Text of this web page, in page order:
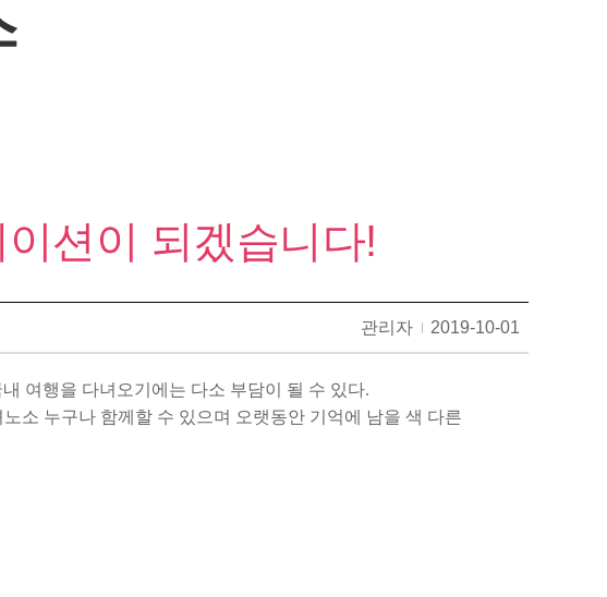
션 이 되겠습니다!
관리자 2019-10-01
여행을 다녀오기에는 다소 부담이 될 수 있다.
소 누구나 함께할 수 있으며 오랫동안 기억에 남을 색 다른